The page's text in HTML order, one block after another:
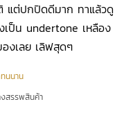
แต่ปกปิดดีมาก ทาแล้วดู
เป็น undertone เหลือง
งเลย เลิฟสุดๆ
นนาน
งสรรพสินค้า